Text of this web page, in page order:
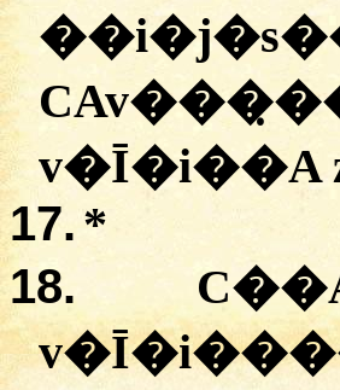
v�Ī�i��A
17. *
18.